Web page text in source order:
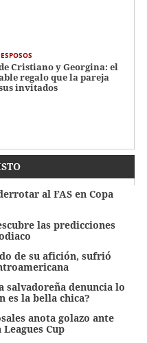
Cristiano y Georgina: el
regalo que la pareja
invitados
al FAS en Copa
las predicciones
de su afición, sufrió
salvadoreña denuncia lo
es la bella chica?
anota golazo ante
Cup